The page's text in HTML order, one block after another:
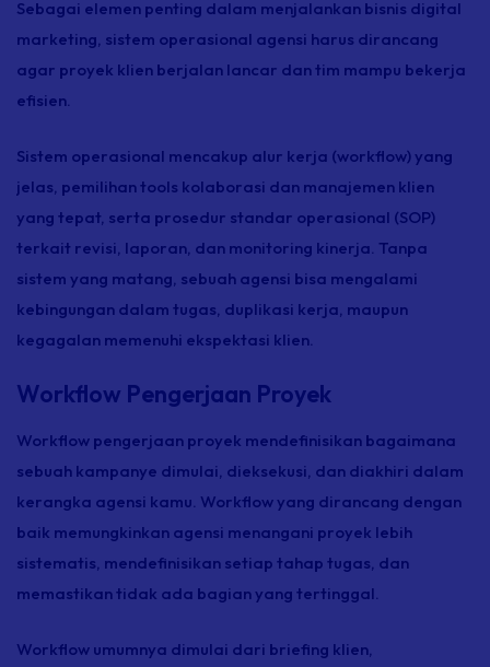
Sebagai elemen penting dalam menjalankan bisnis digital
marketing, sistem operasional agensi harus dirancang
agar proyek klien berjalan lancar dan tim mampu bekerja
efisien.
Sistem operasional mencakup alur kerja (workflow)yang
jelas, pemilihantools kolaborasi dan manajemen klien
yang tepat, serta prosedur standar operasional (SOP)
terkait revisi, laporan, dan monitoring kinerja. Tanpa
sistem yang matang, sebuah agensi bisa mengalami
kebingungan dalam tugas, duplikasi kerja, maupun
kegagalan memenuhi ekspektasi klien.
Workflow Pengerjaan Proyek
Workflow pengerjaan proyek mendefinisikan bagaimana
sebuah kampanye dimulai, dieksekusi, dan diakhiri dalam
kerangka agensi kamu. Workflowyang dirancang dengan
baik memungkinkan agensi menangani proyek lebih
sistematis, mendefinisikan setiap tahap tugas, dan
memastikan tidak ada bagian yang tertinggal.
Workflow umumnya dimulai dari briefing klien,